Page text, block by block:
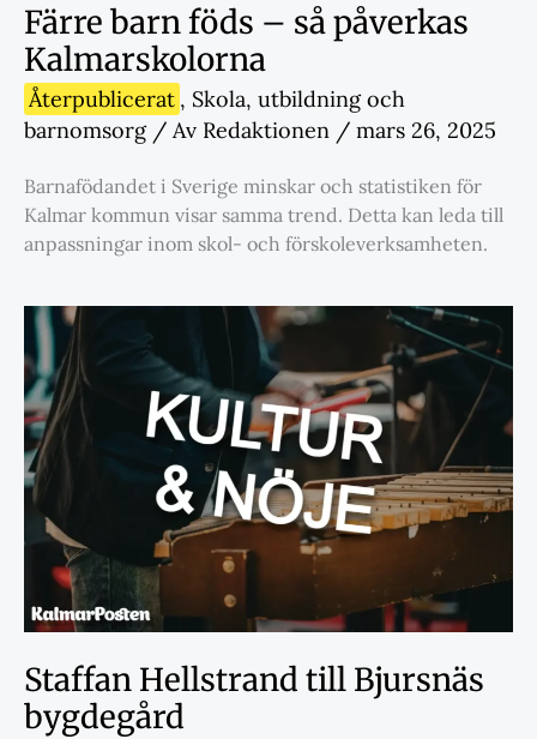
Färre barn föds – så påverkas
Kalmarskolorna
Återpublicerat , Skola, utbildning och
barnomsorg/ Av Redaktionen / mars 26, 2025
Barnafödandet i Sverige minskar och statistiken för
Kalmar kommun visar samma trend. Detta kan leda till
anpassningar inom skol- och förskoleverksamheten.
Staffan Hellstrand till Bjursnäs
bygdegård